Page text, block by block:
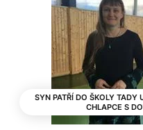
SYN PATŘÍ DO ŠKOLY TADY
CHLAPCE S